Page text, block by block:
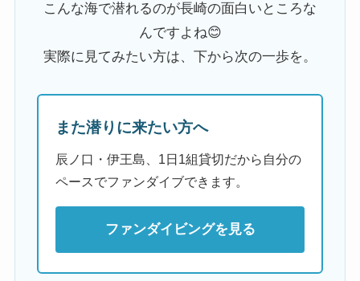
こんな海で潜れるのが長崎の面白いところな
んですよね😊
実際に見てみたい方は、下から次の一歩を。
また潜りに来たい方へ
辰ノ口・伊王島、1日1組貸切だから自分の
ペースでファンダイブできます。
ファンダイビングを見る